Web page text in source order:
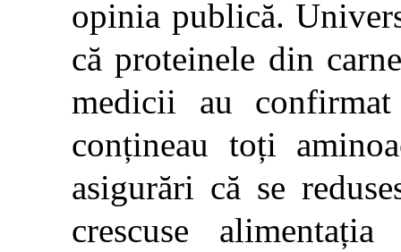
opinia publică.
că proteinele din
medicii au
conțineau toți
asigurări că se
crescuse